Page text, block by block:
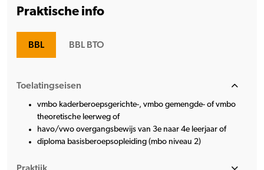
Praktische info
BBL BBL BTO
Toelatingseisen
vmbo kaderberoepsgerichte-, vmbo gemengde- of vmbo
theoretische leerweg of
havo/vwo overgangsbewijs van 3e naar 4e leerjaar of
diploma basisberoepsopleiding (mbo niveau 2)